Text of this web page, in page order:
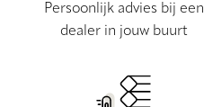
Persoonlijk advies bij een
dealer in jouw buurt